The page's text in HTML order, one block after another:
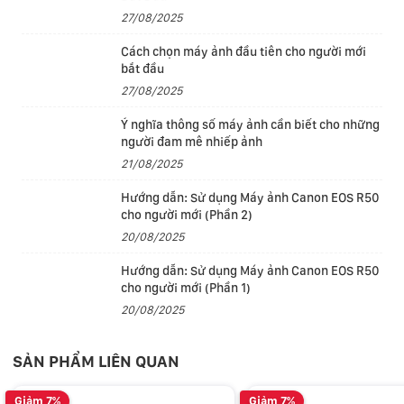
Màn trập bao trùm cung cấp khả năng đọc gần như tức
méo và các hiện vật khác gây màn trập lăn. Vượt xa
công nghệ màn trập cơ về mọi mặt, khiến màn trập vật
Màn trập bao trùm giúp đảm bảo độ phơi sáng nhất
quán và đồng đều trên toàn bộ khung hình trong mọi
27/08/2025
Cách chọn máy ảnh đầu tiên cho người mới
bắt đầu
27/08/2025
Ý nghĩa thông số máy ảnh cần biết cho những
người đam mê nhiếp ảnh
21/08/2025
Hướng dẫn: Sử dụng Máy ảnh Canon EOS R50
cho người mới (Phần 2)
20/08/2025
Hướng dẫn: Sử dụng Máy ảnh Canon EOS R50
cho người mới (Phần 1)
20/08/2025
SẢN PHẨM LIÊN QUAN
Giảm 7% Giảm 7%